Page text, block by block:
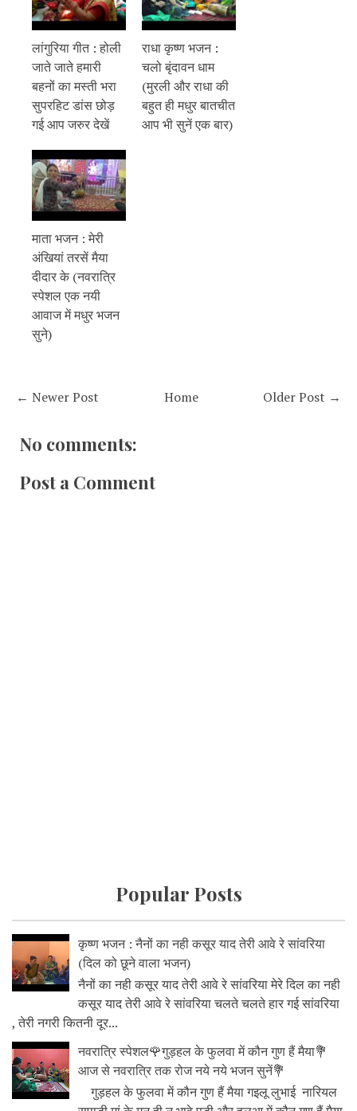
लांगुरिया गीत : होली
जाते जाते हमारी
बहनों का मस्ती भरा
सुपरहिट डांस छोड़
गई आप जरुर देखें
राधा कृष्ण भजन :
चलो बृंदावन धाम
(मुरली और राधा की
बहुत ही मधुर बातचीत
आप भी सुनें एक बार)
माता भजन : मेरी
अंखियां तरसें मैया
दीदार के (नवरात्रि
स्पेशल एक नयी
आवाज में मधुर भजन
सुने)
← Newer Post Older Post →
Home
No comments:
Post a Comment
Popular Posts
कृष्ण भजन : नैनों का नही कसूर याद तेरी आवे रे सांवरिया
(दिल को छूने वाला भजन)
नैनों का नही कसूर याद तेरी आवे रे सांवरिया मेरे दिल का नही
कसूर याद तेरी आवे रे सांवरिया चलते चलते हार गई सांवरिया
, तेरी नगरी कितनी दूर...
नवरात्रि स्पेशल🌹गुड़हल के फुलवा में कौन गुण हैं मैया💐
आज से नवरात्रि तक रोज नये नये भजन सुनें💐
गुड़हल के फुलवा में कौन गुण हैं मैया गइलू लुभाई नारियल